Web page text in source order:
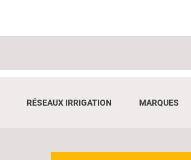
RÉSEAUX IRRIGATION MARQUES